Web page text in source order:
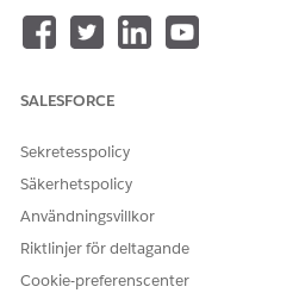
LÖSTE DENNA ARTIKEL
SALESFORCE
Sekretesspolicy
Säkerhetspolicy
Användningsvillkor
Riktlinjer för deltagande
Cookie-preferenscenter